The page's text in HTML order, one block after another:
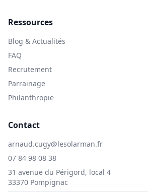
Ressources
Blog & Actualités
FAQ
Recrutement
Parrainage
Philanthropie
Contact
arnaud.cugy@lesolarman.fr
07 84 98 08 38
31 avenue du Périgord, local 4
33370 Pompignac